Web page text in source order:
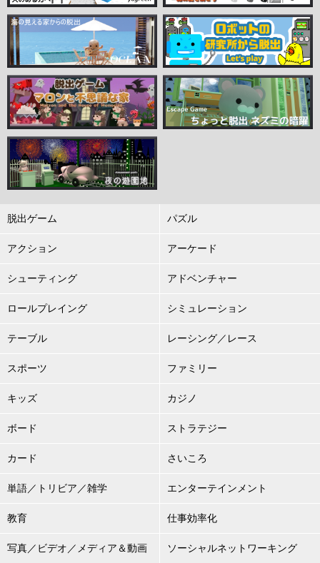
脱出ゲーム パズル
アクション アーケード
シューティング アドベンチャー
ロールプレイング シミュレーション
テーブル レーシング／レース
スポーツ ファミリー
キッズ カジノ
ボード ストラテジー
カード さいころ
単語／トリビア／雑学 エンターテインメント
教育 仕事効率化
写真／ビデオ／メディア＆動画 ソーシャルネットワーキング